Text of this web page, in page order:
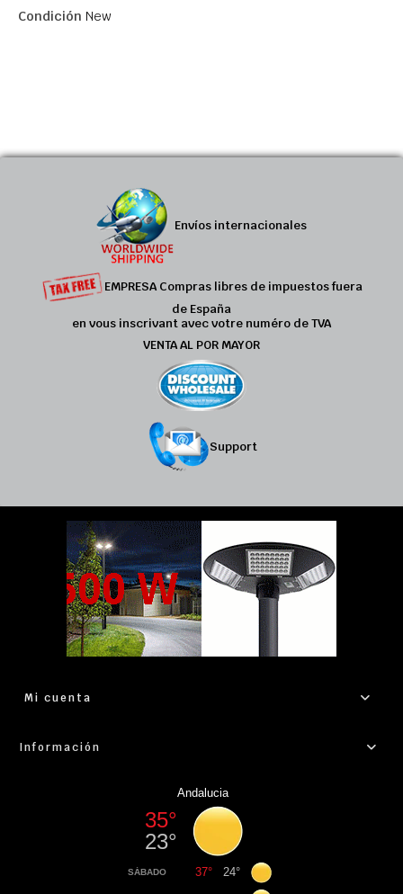
Condición New
Envíos internacionales
EMPRESA Compras libres de impuestos fuera
de España
en vous inscrivant avec votre numéro de TVA
VENTA AL POR MAYOR
Support
Mi cuenta
Información